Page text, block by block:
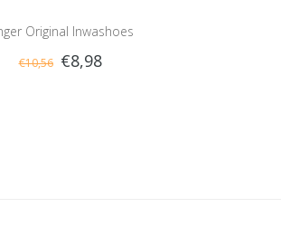
Original Inwashoes
€10,56 €8,98